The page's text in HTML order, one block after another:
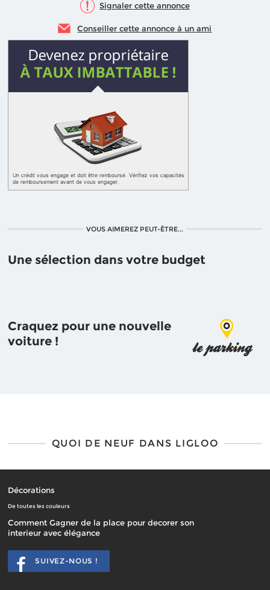
Signaler cette annonce
Conseiller cette annonce à un ami
VOUS AIMEREZ PEUT-ÊTRE...
Une sélection dans votre budget
Craquez pour une nouvelle
voiture !
QUOI DE NEUF DANS LIGLOO
Décorations
De toutes les couleurs
Comment Gagner de la place pour decorer son
interieur avec élégance
SUIVEZ-NOUS !